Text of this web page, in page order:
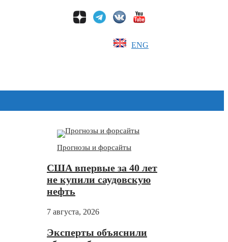
ENG
Прогнозы и форсайты
США впервые за 40 лет
не купили саудовскую
нефть
7 августа, 2026
Эксперты объяснили